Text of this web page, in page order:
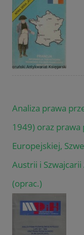
Analiza prawa
1949) oraz prawa
Europejskiej,
Austrii i
(oprac.)